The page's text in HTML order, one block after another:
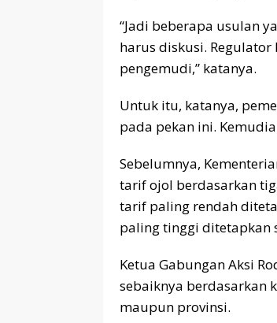
“Jadi beberapa usulan
harus diskusi.
pengemudi,” katanya.
Untuk itu, katanya,
pada pekan ini.
Sebelumnya,
tarif ojol berdasarkan
tarif paling rendah
paling tinggi ditetapkan
Ketua Gabungan Aksi
sebaiknya berdasarkan
maupun provinsi.